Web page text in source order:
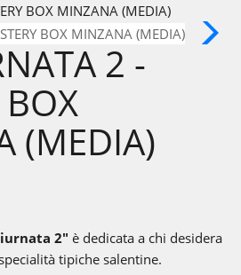
BOX MINZANA (MEDIA)
2 -
BOX
(MEDIA)
2" è dedicata a chi desidera
tipiche salentine.